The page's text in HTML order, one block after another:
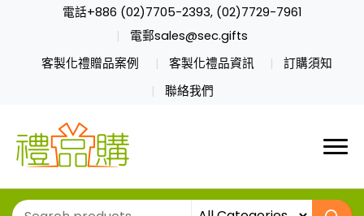
電話+886 (02)7705-2393, (02)7729-7961
電郵sales@sec.gifts
客製化禮贈品案例
客製化禮品資訊
訂購須知
聯絡我們